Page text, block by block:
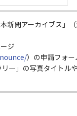
新聞アーカイブス」
ジ
）の申請フォ
ー」の写真タイトル